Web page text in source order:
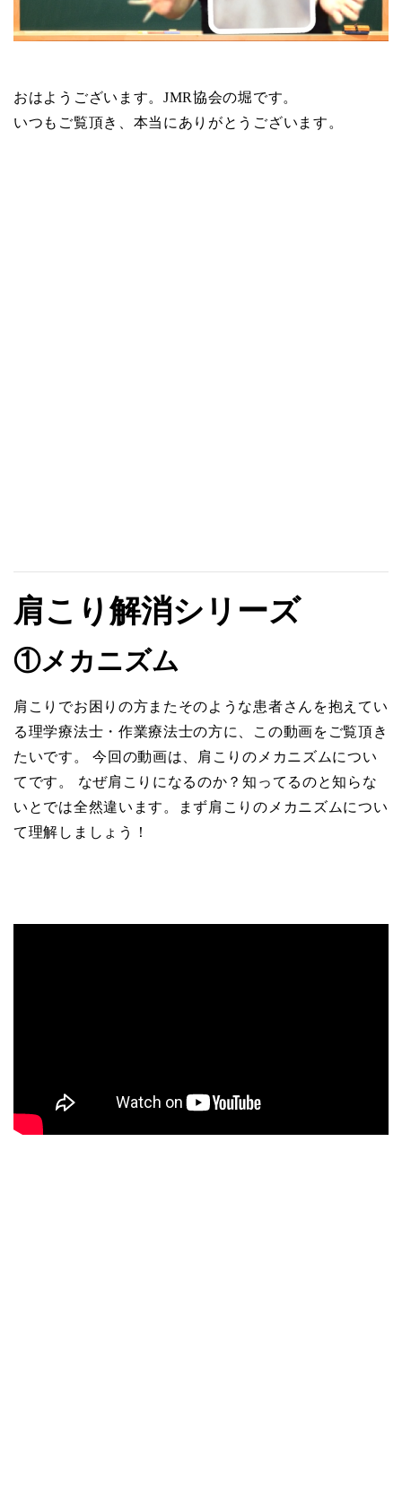
おはようございます。JMR協会の堀です。
いつもご覧頂き、本当にありがとうございます。
肩こり解消シリーズ
①メカニズム
肩こりでお困りの方またそのような患者さんを抱えてい
る理学療法士・作業療法士の方に、この動画をご覧頂き
たいです。 今回の動画は、肩こりのメカニズムについ
てです。 なぜ肩こりになるのか？知ってるのと知らな
いとでは全然違います。まず肩こりのメカニズムについ
て理解しましょう！